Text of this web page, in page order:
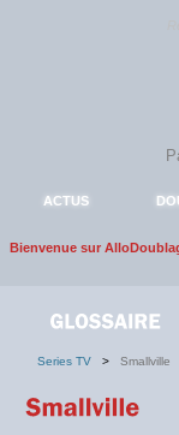
ACTUS
Bienvenue sur
Series TV > Smallville